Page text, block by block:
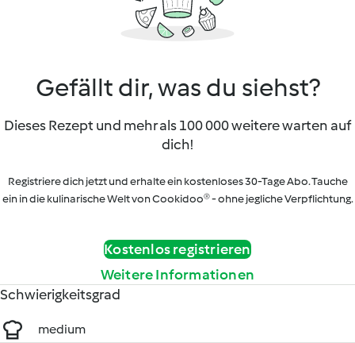
Gefällt dir, was du siehst?
Dieses Rezept und mehr als 100 000 weitere warten auf
dich!
Registriere dich jetzt und erhalte ein kostenloses 30-Tage Abo. Tauche
ein in die kulinarische Welt von Cookidoo® - ohne jegliche Verpflichtung.
Kostenlos registrieren
Weitere Informationen
Schwierigkeitsgrad
medium